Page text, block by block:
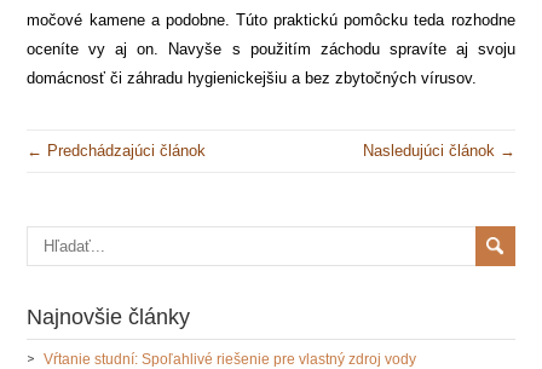
močové kamene a podobne. Túto praktickú pomôcku teda rozhodne
oceníte vy aj on. Navyše s použitím záchodu spravíte aj svoju
domácnosť či záhradu hygienickejšiu a bez zbytočných vírusov.
← Predchádzajúci článok Nasledujúci článok →
Najnovšie články
Vŕtanie studní: Spoľahlivé riešenie pre vlastný zdroj vody